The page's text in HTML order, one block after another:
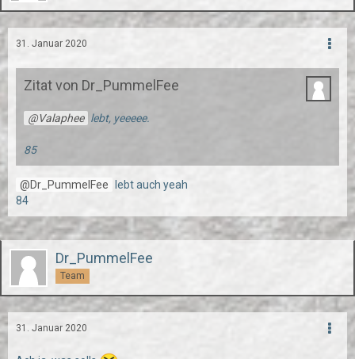
31. Januar 2020
Zitat von Dr_PummelFee
Valaphee lebt, yeeeee.
85
Dr_PummelFee
lebt auch yeah
84
Dr_PummelFee
Team
31. Januar 2020